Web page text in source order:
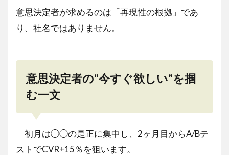
意思決定者が求めるのは「再現性の根拠」であ
り、社名ではありません。
意思決定者の“今すぐ欲しい”を掴
む一文
「初月は◯◯の是正に集中し、2ヶ月目からA/Bテ
ストでCVR+15％を狙います。